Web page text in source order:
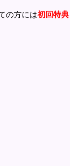
の方には初回特典